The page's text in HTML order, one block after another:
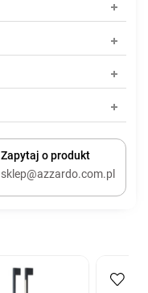
Zapytaj o produkt
sklep@azzardo.com.pl